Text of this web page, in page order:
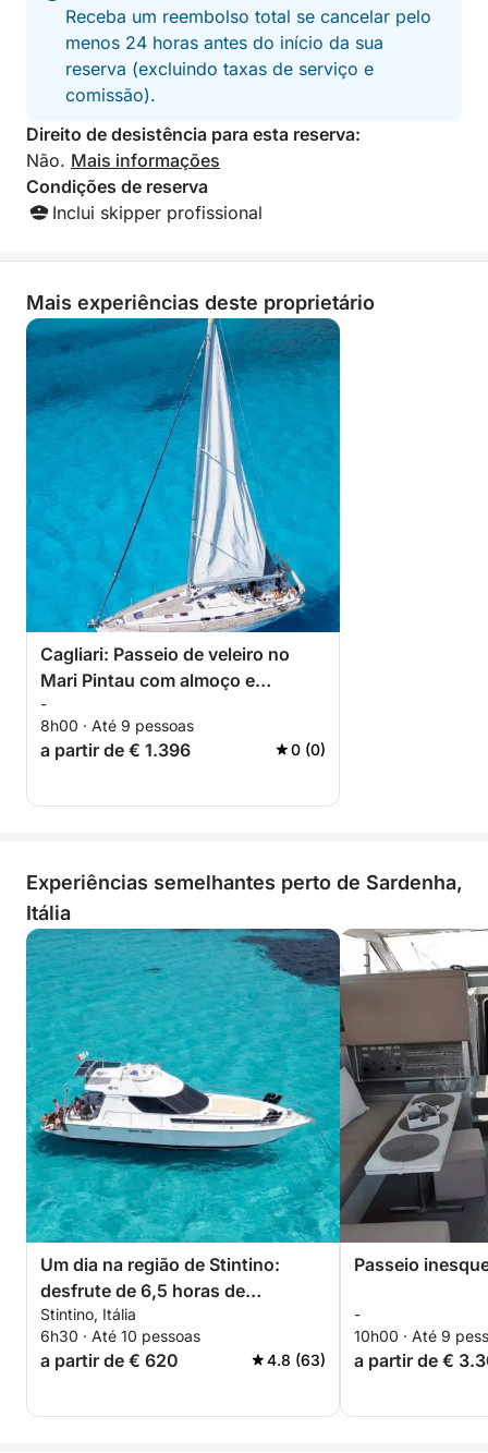
💙 Mari Pintau – "O mar pintado": areia branca e
águas que se assemelham a uma pintura (incluído
apenas na opção de Dia Inteiro).
nadar e mergulhar com snorkel nos locais mais
belos, escolhidos de acordo com as condições do
vento e do mar.
acessível a pé, de carro ou de táxi.
Você receberá a localização exata e instruções
detalhadas após a reserva.
🌅 Experimente Cagliari pelo mar, com
Uma experiência privada, emocionante e relaxante
para descobrir a costa mais fascinante da Sardenha,
até chegar à magia de Mari Pintau.
Receba um reembolso total se cancelar pelo
menos 24 horas antes do início da sua
reserva (excluindo taxas de serviço e
comissão).
Direito de desistência para esta reserva:
Não. Mais informações
Condições de reserva
Inclui skipper profissional
Mais experiências deste proprietário
Cagliari: Passeio de veleiro no
Mari Pintau com almoço e
mergulho com snorkel.
-
8h00 · Até 9 pessoas
a partir de € 1.396 0 (0)
Experiências semelhantes perto de Sardenha,
Itália
Um dia na região de Stintino:
desfrute de 6,5 horas de
exploração a bordo de uma
lancha de 14 metros.
Stintino, Itália
6h30 · Até 10 pessoas
a partir de € 620 4.8 (63)
Passeio
-
10h00 · Até 9
a partir de €